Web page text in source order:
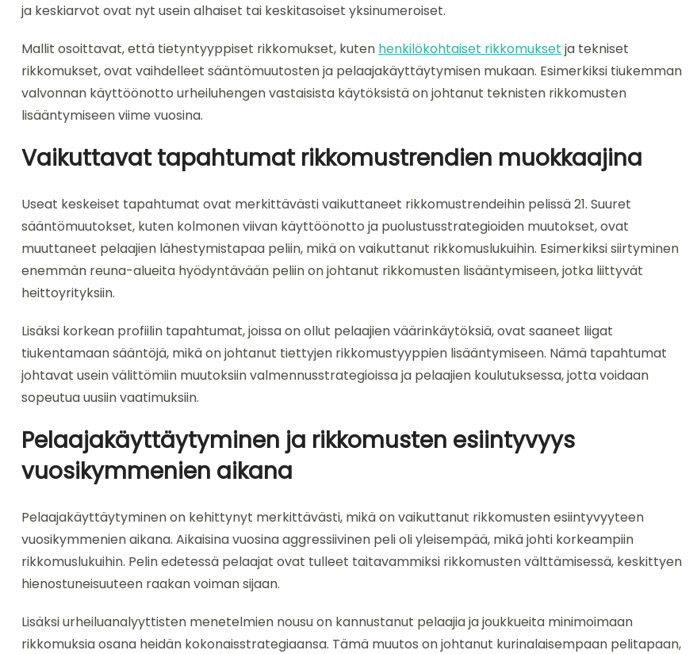
ja keskiarvot ovat nyt usein alhaiset tai keskitasoiset yksinumeroiset.
Mallit osoittavat, että tietyntyyppiset rikkomukset, kuten henkilökohtaiset rikkomukset ja tekniset
rikkomukset, ovat vaihdelleet sääntömuutosten ja pelaajakäyttäytymisen mukaan. Esimerkiksi tiukemman
valvonnan käyttöönotto urheiluhengen vastaisista käytöksistä on johtanut teknisten rikkomusten
lisääntymiseen viime vuosina.
Vaikuttavat tapahtumat rikkomustrendien muokkaajina
Useat keskeiset tapahtumat ovat merkittävästi vaikuttaneet rikkomustrendeihin pelissä 21. Suuret
sääntömuutokset, kuten kolmonen viivan käyttöönotto ja puolustusstrategioiden muutokset, ovat
muuttaneet pelaajien lähestymistapaa peliin, mikä on vaikuttanut rikkomuslukuihin. Esimerkiksi siirtyminen
enemmän reuna-alueita hyödyntävään peliin on johtanut rikkomusten lisääntymiseen, jotka liittyvät
heittoyrityksiin.
Lisäksi korkean profiilin tapahtumat, joissa on ollut pelaajien väärinkäytöksiä, ovat saaneet liigat
tiukentamaan sääntöjä, mikä on johtanut tiettyjen rikkomustyyppien lisääntymiseen. Nämä tapahtumat
johtavat usein välittömiin muutoksiin valmennusstrategioissa ja pelaajien koulutuksessa, jotta voidaan
sopeutua uusiin vaatimuksiin.
Pelaajakäyttäytyminen ja rikkomusten esiintyvyys
vuosikymmenien aikana
Pelaajakäyttäytyminen on kehittynyt merkittävästi, mikä on vaikuttanut rikkomusten esiintyvyyteen
vuosikymmenien aikana. Aikaisina vuosina aggressiivinen peli oli yleisempää, mikä johti korkeampiin
rikkomuslukuihin. Pelin edetessä pelaajat ovat tulleet taitavammiksi rikkomusten välttämisessä, keskittyen
hienostuneisuuteen raakan voiman sijaan.
Lisäksi urheiluanalyyttisten menetelmien nousu on kannustanut pelaajia ja joukkueita minimoimaan
rikkomuksia osana heidän kokonaisstrategiaansa. Tämä muutos on johtanut kurinalaisempaan pelitapaan,